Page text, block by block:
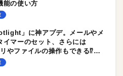
能の使い方
」に神アプデ。メールやメ
イマーのセット、さらには
やファイルの操作もできる⁉︎
の新機能